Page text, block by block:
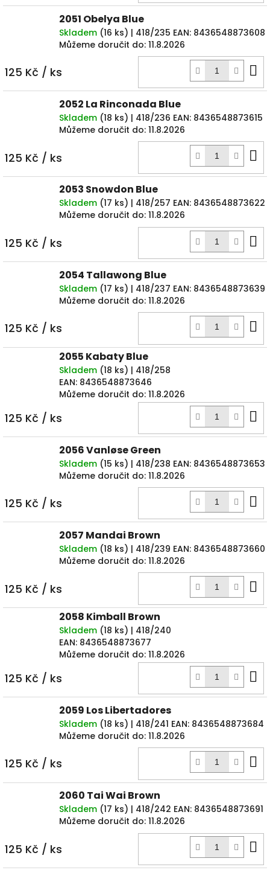
2051 Obelya Blue
Skladem (16 ks) | 418/235 EAN: 8436548873608
Můžeme doručit do: 11.8.2026
125 Kč / ks
2052 La Rinconada Blue
Skladem (18 ks) | 418/236 EAN: 8436548873615
Můžeme doručit do: 11.8.2026
125 Kč / ks
2053 Snowdon Blue
Skladem (17 ks) | 418/257 EAN: 8436548873622
Můžeme doručit do: 11.8.2026
125 Kč / ks
2054 Tallawong Blue
Skladem (17 ks) | 418/237 EAN: 8436548873639
Můžeme doručit do: 11.8.2026
125 Kč / ks
2055 Kabaty Blue
Skladem (18 ks) | 418/258
EAN: 8436548873646
Můžeme doručit do: 11.8.2026
125 Kč / ks
2056 Vanløse Green
Skladem (15 ks) | 418/238 EAN: 8436548873653
Můžeme doručit do: 11.8.2026
125 Kč / ks
2057 Mandai Brown
Skladem (18 ks) | 418/239 EAN: 8436548873660
Můžeme doručit do: 11.8.2026
125 Kč / ks
2058 Kimball Brown
Skladem (18 ks) | 418/240
EAN: 8436548873677
Můžeme doručit do: 11.8.2026
125 Kč / ks
2059 Los Libertadores
Skladem (18 ks) | 418/241 EAN: 8436548873684
Můžeme doručit do: 11.8.2026
125 Kč / ks
2060 Tai Wai Brown
Skladem (17 ks) | 418/242 EAN: 8436548873691
Můžeme doručit do: 11.8.2026
125 Kč / ks